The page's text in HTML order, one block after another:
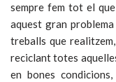
sempre fem tot el
aquest gran
treballs que
reciclant totes
en bones